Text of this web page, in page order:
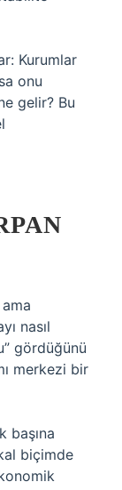
Kurumlar
onu
gelir? Bu
nasıl
gördüğünü
merkezi bir
başına
biçimde